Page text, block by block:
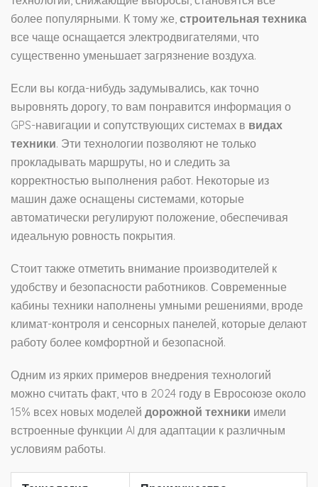
более популярными. К тому же, строительная техника
все чаще оснащается электродвигателями, что
существенно уменьшает загрязнение воздуха.
Если вы когда-нибудь задумывались, как точно
выровнять дорогу, то вам понравится информация о
GPS-навигации и сопутствующих системах в видах
техники. Эти технологии позволяют не только
прокладывать маршруты, но и следить за
корректностью выполнения работ. Некоторые из
машин даже оснащены системами, которые
автоматически регулируют положение, обеспечивая
идеальную ровность покрытия.
Стоит также отметить внимание производителей к
удобству и безопасности работников. Современные
кабины техники наполнены умными решениями, вроде
климат-контроля и сенсорных панелей, которые делают
работу более комфортной и безопасной.
Одним из ярких примеров внедрения технологий
можно считать факт, что в 2024 году в Евросоюзе около
15% всех новых моделей дорожной техники имели
встроенные функции AI для адаптации к различным
условиям работы.